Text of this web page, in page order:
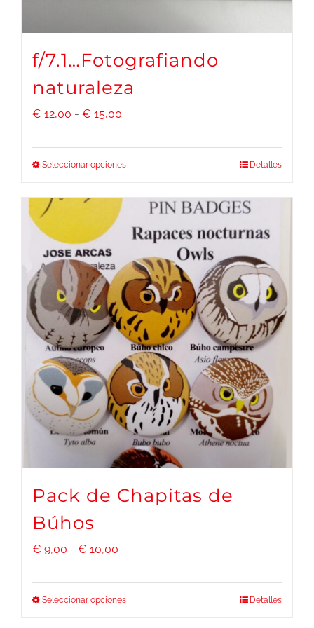
de
producto
f/7.1…Fotografiando
naturaleza
€ 12,00 - € 15,00
precios:
€ 12,00
hasta
€ 15,00
Seleccionar opcionesEste
producto
múltiples
variantes.
Las
opciones
se
pueden
elegir
en
la
de
Detalles
Pack de Chapitas de
Búhos
€ 9,00 - € 10,00
precios:
Seleccionar opcionesEste
Detalles